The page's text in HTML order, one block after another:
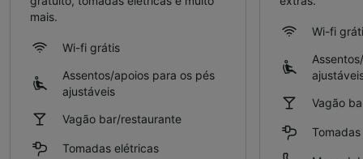
mais.
Wi-fi grátis
Assentos/apoios para os pés
ajustáveis
Vagão bar/restaurante
Tomadas elétricas
Wi-fi
Vagão